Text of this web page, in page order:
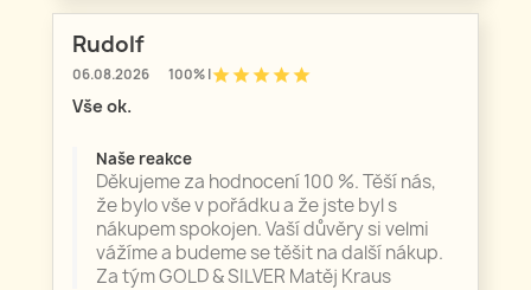
Rudolf
06.08.2026 100% |starstarstarstarstar
Vše ok.
Naše reakce
Děkujeme za hodnocení 100 %. Těší nás,
že bylo vše v pořádku a že jste byl s
nákupem spokojen. Vaší důvěry si velmi
vážíme a budeme se těšit na další nákup.
Za tým GOLD & SILVER Matěj Kraus